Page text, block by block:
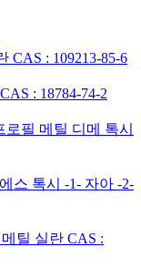
CAS : 109213-85-6
: 18784-74-2
필 메틸 디메 톡시
스 톡시 -1- 자아 -2-
틸 실란 CAS :